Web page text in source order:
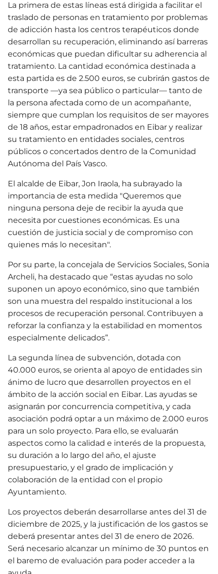
La primera de estas líneas está dirigida a facilitar el
traslado de personas en tratamiento por problemas
de adicción hasta los centros terapéuticos donde
desarrollan su recuperación, eliminando así barreras
económicas que puedan dificultar su adherencia al
tratamiento. La cantidad económica destinada a
esta partida es de 2.500 euros, se cubrirán gastos de
transporte —ya sea público o particular— tanto de
la persona afectada como de un acompañante,
siempre que cumplan los requisitos de ser mayores
de 18 años, estar empadronados en Eibar y realizar
su tratamiento en entidades sociales, centros
públicos o concertados dentro de la Comunidad
Autónoma del País Vasco.
El alcalde de Eibar, Jon Iraola, ha subrayado la
importancia de esta medida "Queremos que
ninguna persona deje de recibir la ayuda que
necesita por cuestiones económicas. Es una
cuestión de justicia social y de compromiso con
quienes más lo necesitan".
Por su parte, la concejala de Servicios Sociales, Sonia
Archeli, ha destacado que “estas ayudas no solo
suponen un apoyo económico, sino que también
son una muestra del respaldo institucional a los
procesos de recuperación personal. Contribuyen a
reforzar la confianza y la estabilidad en momentos
especialmente delicados”.
La segunda línea de subvención, dotada con
40.000 euros, se orienta al apoyo de entidades sin
ánimo de lucro que desarrollen proyectos en el
ámbito de la acción social en Eibar. Las ayudas se
asignarán por concurrencia competitiva, y cada
asociación podrá optar a un máximo de 2.000 euros
para un solo proyecto. Para ello, se evaluarán
aspectos como la calidad e interés de la propuesta,
su duración a lo largo del año, el ajuste
presupuestario, y el grado de implicación y
colaboración de la entidad con el propio
Ayuntamiento.
Los proyectos deberán desarrollarse antes del 31 de
diciembre de 2025, y la justificación de los gastos se
deberá presentar antes del 31 de enero de 2026.
Será necesario alcanzar un mínimo de 30 puntos en
el baremo de evaluación para poder acceder a la